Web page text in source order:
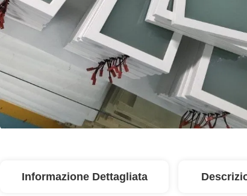
Informazione Dettagliata